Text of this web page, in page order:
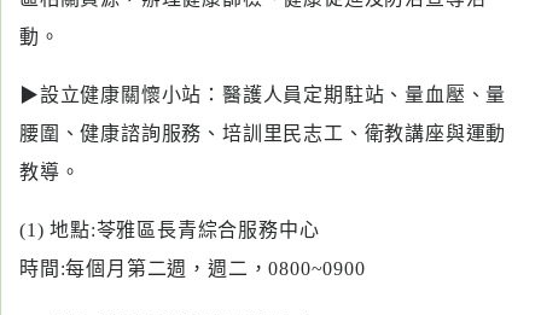
動。
▶設立健康關懷小站：醫護人員定期駐站、量血壓、量
腰圍、健康諮詢服務、培訓里民志工、衛教講座與運動
教導。
(1) 地點:苓雅區長青綜合服務中心
時間:每個月第二週，週二，0800~0900